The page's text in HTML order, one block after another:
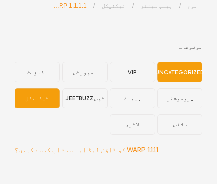
ہوم / ہیلپ سینٹر / ٹیکنیکل /
موضوعات:
UNCATEGORIZED
VIP اسپورٹس اکاؤنٹ
پروموشنز پیمنٹ ٹپس JEETBUZZ ٹیکنیکل
سلاٹس لاٹری
1.1.1.1 WARP کو ڈاؤن لوڈ اور سیٹ اپ کیسے کریں؟